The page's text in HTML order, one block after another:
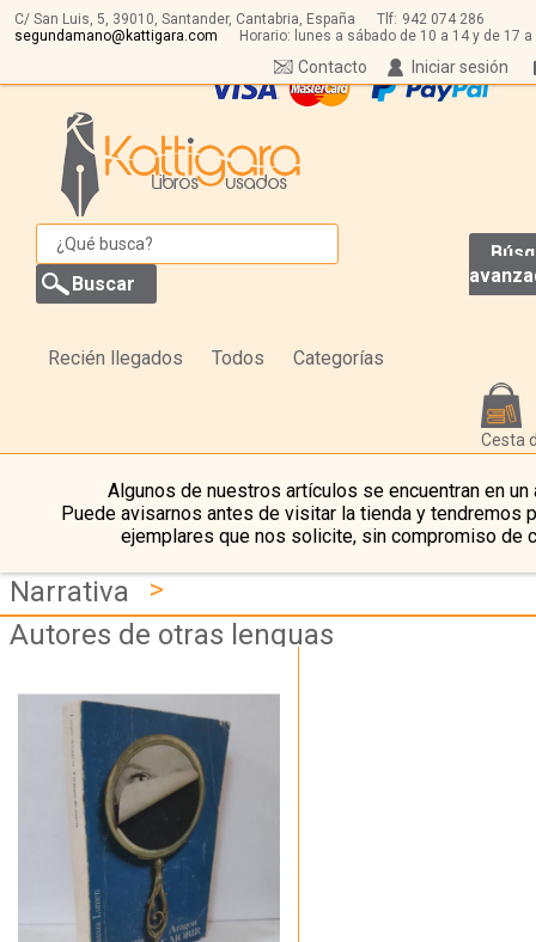
C/ San Luis, 5, 39010, Santander, Cantabria, España Tlf: 942 074 286
segundamano@kattigara.com
Horario: lunes a sábado de 10 a 14 y de 17 a
Iniciar sesión
Contacto
Recién llegados Todos Categorías
Cesta
Algunos de nuestros artículos se encuentran en un
Puede avisarnos antes de visitar la tienda y tendremos
ejemplares que nos solicite, sin compromiso de
Narrativa
>
Autores de otras lenguas